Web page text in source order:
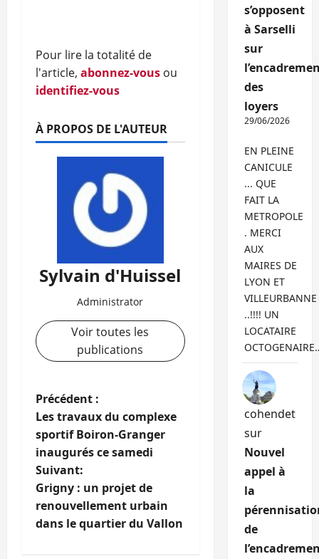
Pour lire la totalité de
l'article, abonnez-vous ou
identifiez-vous
À PROPOS DE L'AUTEUR
Sylvain d'Huissel
Administrator
Voir toutes les
publications
N
a
v
i
g
Précédent :
Les travaux du complexe
sportif Boiron-Granger
inaugurés ce samedi
Suivant:
Grigny : un projet de
renouvellement urbain
dans le quartier du Vallon
s’opposent
à Sarselli
sur
des
loyers
29/06/2026
EN PLEINE
CANICULE
... QUE
FAIT LA
METROPOLE
. MERCI
AUX
MAIRES DE
LYON ET
VILLEURBANNE
..!!!! UN
LOCATAIRE
cohendet
sur
Nouvel
appel à
la
de